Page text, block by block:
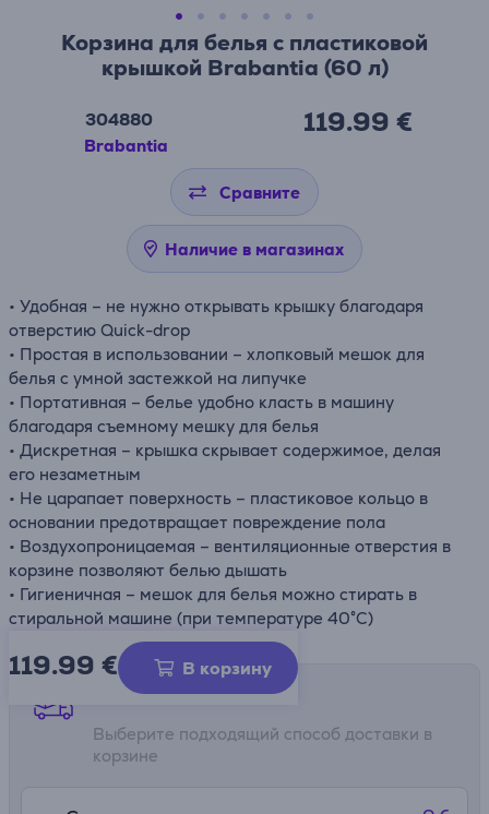
Корзина для белья с пластиковой
крышкой Brabantia (60 л)
304880
Brabantia
119.99 €
Сравните
Наличие в магазинах
• Удобная – не нужно открывать крышку благодаря
отверстию Quick-drop
• Простая в использовании – хлопковый мешок для
белья с умной застежкой на липучке
• Портативная – белье удобно класть в машину
благодаря съемному мешку для белья
• Дискретная – крышка скрывает содержимое, делая
его незаметным
• Не царапает поверхность – пластиковое кольцо в
основании предотвращает повреждение пола
• Воздухопроницаемая – вентиляционные отверстия в
корзине позволяют белью дышать
• Гигиеничная – мешок для белья можно стирать в
стиральной машине (при температуре 40°C)
119.99 € В корзину
Способы доставки
Выберите подходящий способ доставки в
корзине